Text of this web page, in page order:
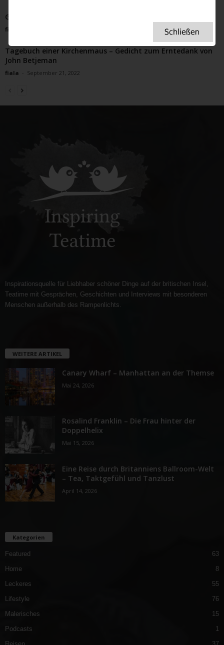
Geisterjagd in England: Ein Erlebnisbericht
fiala
Tagebuch einer Kirchenmaus – Gedicht zum Erntedank von
John Betjeman
fiala - September 21, 2022
Inspirationsquelle für Liebhaber schöner Dinge auf der britischen Insel,
Teatime mit Gesprächen, Geschichten und Interviews mit besonderen
Menschen außerhalb des Rampenlichts.
WEITERE ARTIKEL
Canary Wharf – Manhattan an der Themse
Mai 24, 2026
Rosalind Franklin – Die Frau hinter der
Doppelhelix
Mai 15, 2026
Eine Reise durch Britanniens Ballroom-Welt
– Tea, Taktgefühl und Tanzlust
April 14, 2026
Kategorien
Featured
63
Home
8
Leckeres
55
Lifestyle
76
Malerisches
15
Podcasts
1